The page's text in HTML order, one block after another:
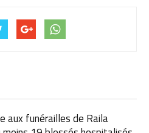
aux funérailles de Raila